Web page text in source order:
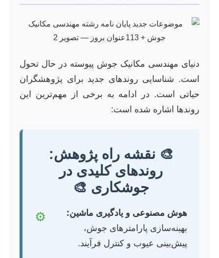
دنیای مهندسی مکانیک جوش پیوسته در حال تحول
است. شناسایی روندهای جدید برای پژوهشگران
حیاتی است. در ادامه به برخی از مهم‌ترین این
روندها اشاره شده است:
🎨 نقشه راه پژوهش:
روندهای کلیدی در
جوشکاری 🎨
⚙️
هوش مصنوعی و یادگیری ماشین:
بهینه‌سازی پارامترهای جوش،
پیش‌بینی عیوب و کنترل فرآیند.